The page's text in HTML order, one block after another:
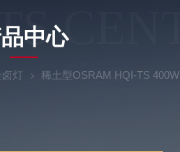
中心
卤灯 稀土型OSRAM HQI-TS